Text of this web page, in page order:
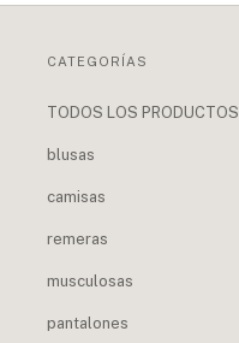
CATEGORÍAS
TODOS LOS PRODUCTOS
blusas
camisas
remeras
musculosas
pantalones